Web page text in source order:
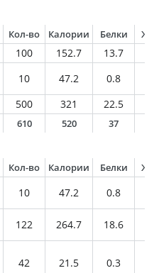
Кол-во Калории Белки
100 152.7 13.7
10 47.2 0.8
500 321 22.5
610 520 37
Кол-во Калории Белки
10 47.2 0.8
122 264.7 18.6
42 21.5 0.3